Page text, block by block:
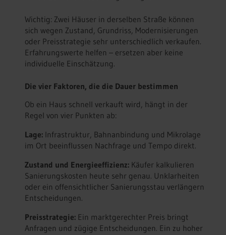
Wichtig: Zwei Häuser in derselben Straße können
sich wegen Zustand, Grundriss, Modernisierungen
oder Preisstrategie sehr unterschiedlich verkaufen.
Erfahrungswerte helfen – ersetzen aber keine
individuelle Einschätzung.
Die vier Faktoren, die die Dauer bestimmen
Ob ein Haus schnell verkauft wird, hängt in der
Regel von vier Punkten ab:
Lage: Infrastruktur, Bahnanbindung und Mikrolage
im Ort beeinflussen Nachfrage und Tempo direkt.
Zustand und Energieeffizienz: Käufer kalkulieren
Sanierungskosten heute sehr genau. Unklarheiten
oder ein offensichtlicher Sanierungsstau verlängern
Entscheidungen.
Preisstrategie: Ein marktgerechter Preis bringt
Anfragen und zügige Entscheidungen. Ein zu hoher